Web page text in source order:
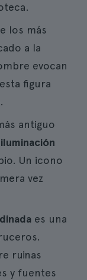
los más
a la
evocan
figura
antiguo
iluminación
Un icono
vez
es una
ruinas
y fuentes